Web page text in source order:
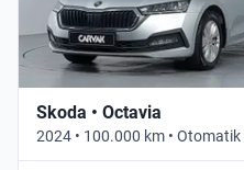
Skoda • Octavia
2024 • 100.000 km • Otomatik